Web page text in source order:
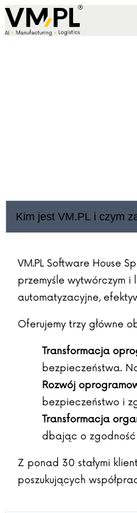
Skip to content
Kim jest VM.PL i czym
VM.PL Software House
przemyśle wytwórczym
automatyzacyjne,
Oferujemy trzy główne
Transformacja
bezpieczeństwa.
Rozwój
bezpieczeństwo i
Transformacja
dbając o
Z ponad 30 stałymi
poszukujących